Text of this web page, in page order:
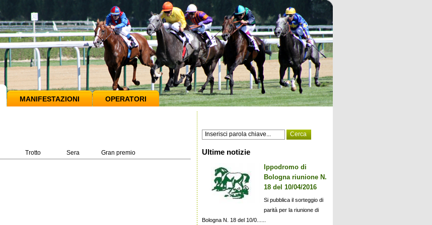
MANIFESTAZIONI OPERATORI
Trotto Sera Gran premio Ultime notizie
Ippodromo di
Bologna riunione N.
18 del 10/04/2016
Si pubblica il sorteggio di
parità per la riunione di
Bologna N. 18 del 10/0......